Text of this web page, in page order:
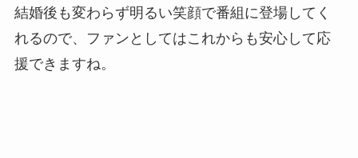
結婚後も変わらず明るい笑顔で番組に登場してく
れるので、ファンとしてはこれからも安心して応
援できますね。